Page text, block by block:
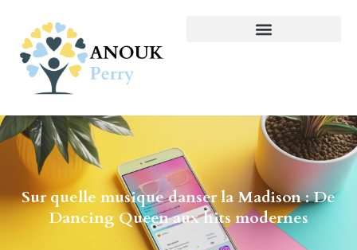
Sur quelle musique danser la Madison : De
Dancing Queen aux hits modernes